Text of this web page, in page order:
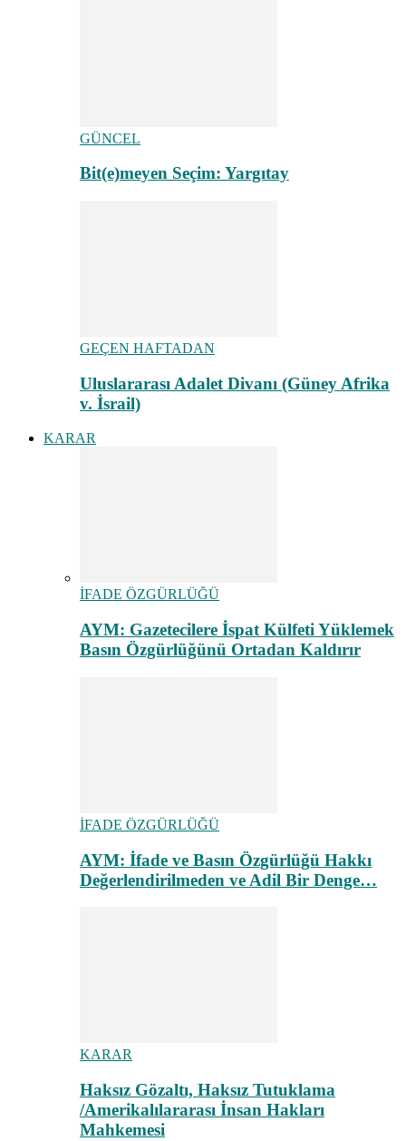
GÜNCEL
Bit(e)meyen Seçim: Yargıtay
GEÇEN HAFTADAN
Uluslararası Adalet Divanı (Güney Afrika
v. İsrail)
KARAR
İFADE ÖZGÜRLÜĞÜ
AYM: Gazetecilere İspat Külfeti Yüklemek
Basın Özgürlüğünü Ortadan Kaldırır
İFADE ÖZGÜRLÜĞÜ
AYM: İfade ve Basın Özgürlüğü Hakkı
Değerlendirilmeden ve Adil Bir Denge…
KARAR
Haksız Gözaltı, Haksız Tutuklama
/Amerikalılararası İnsan Hakları
Mahkemesi